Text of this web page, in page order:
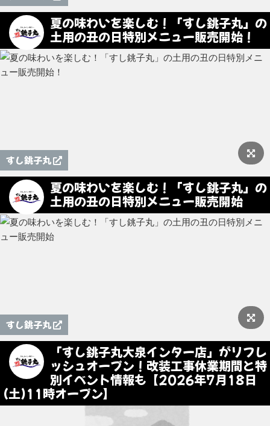
夏の味わいを楽しむ！「すし銚子丸」の
土用の丑の日特別メニュー販売開始！
すし銚子丸
夏の味わいを楽しむ！「すし銚子丸」の
土用の丑の日特別メニュー販売開始
すし銚子丸
「すし銚子丸大泉インター店」がリフレ
ッシュオープン！改装工事休業期間と特
別イベント情報も【2026年7月18日
(土)11時オープン】